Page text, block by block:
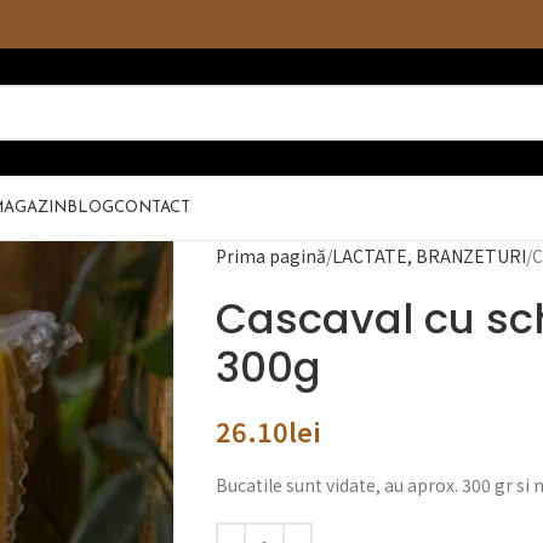
BLOGCONTACT
Prima pagină LACTATE, BRANZETURI
Cascaval cu
300g
26.10lei
Bucatile sunt vidate, au aprox. 300 gr si